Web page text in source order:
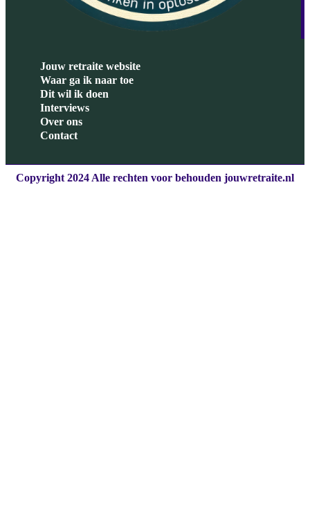
Jouw retraite website
Waar ga ik naar toe
Dit wil ik doen
Interviews
Over ons
Contact
Copyright 2024 Alle rechten voor behouden jouwretraite.nl